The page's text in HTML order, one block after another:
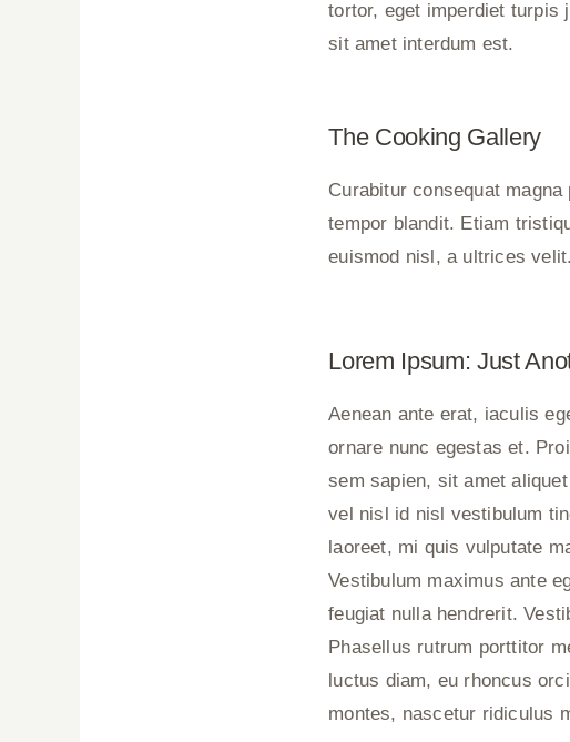
tortor, eget imperdiet turpis
sit amet interdum est.
The Cooking Gallery
Curabitur consequat
tempor blandit. Etiam
euismod nisl, a ultrices
Lorem Ipsum: Just
Aenean ante erat, iaculis
ornare nunc egestas et.
sem sapien, sit amet
vel nisl id nisl vestibulum
laoreet, mi quis vulputate
Vestibulum maximus ante
feugiat nulla hendrerit.
Phasellus rutrum porttitor
luctus diam, eu rhoncus
montes, nascetur ridiculus